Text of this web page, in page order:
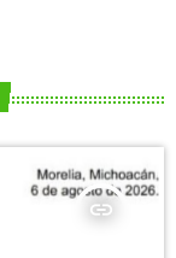
insert_link